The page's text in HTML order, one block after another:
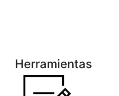
Herramientas